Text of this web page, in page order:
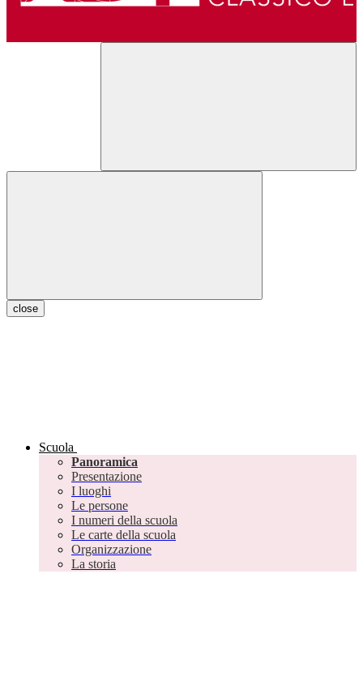
close
Scuola
Panoramica
Presentazione
I luoghi
Le persone
I numeri della scuola
Le carte della scuola
Organizzazione
La storia